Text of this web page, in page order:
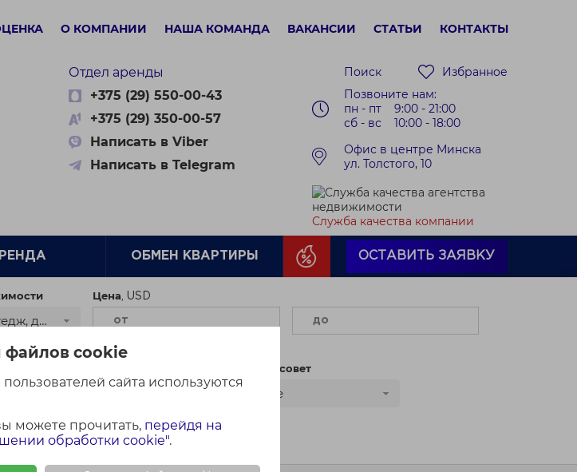
файлов cookie
сайта используются
можете прочитать, перейдя на
обработки cookie".
О КОМПАНИИ НАША КОМАНДА ВАКАНСИИ СТАТЬИ КОНТАКТЫ
Отдел аренды
+375 (29) 550-00-43
+375 (29) 350-00-57
Написать в Viber
Написать в Telegram
Поиск
Избранное
Позвоните нам:
пн - пт 9:00 - 21:00
сб - вс 10:00 - 18:00
Офис в центре Минска
ул. Толстого, 10
Служба качества компании
ОБМЕН КВАРТИРЫ ОСТАВИТЬ ЗАЯВКУ
Дом, коттедж, дача
Цена
Сельсовет
Все
Сбросить